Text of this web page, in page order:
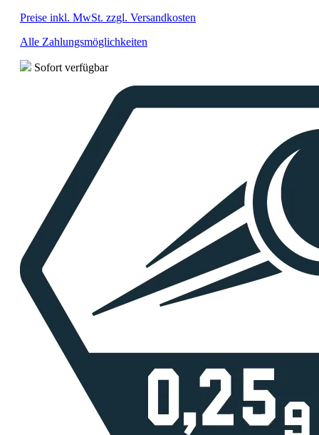
Preise inkl. MwSt. zzgl. Versandkosten
Alle Zahlungsmöglichkeiten
Sofort verfügbar